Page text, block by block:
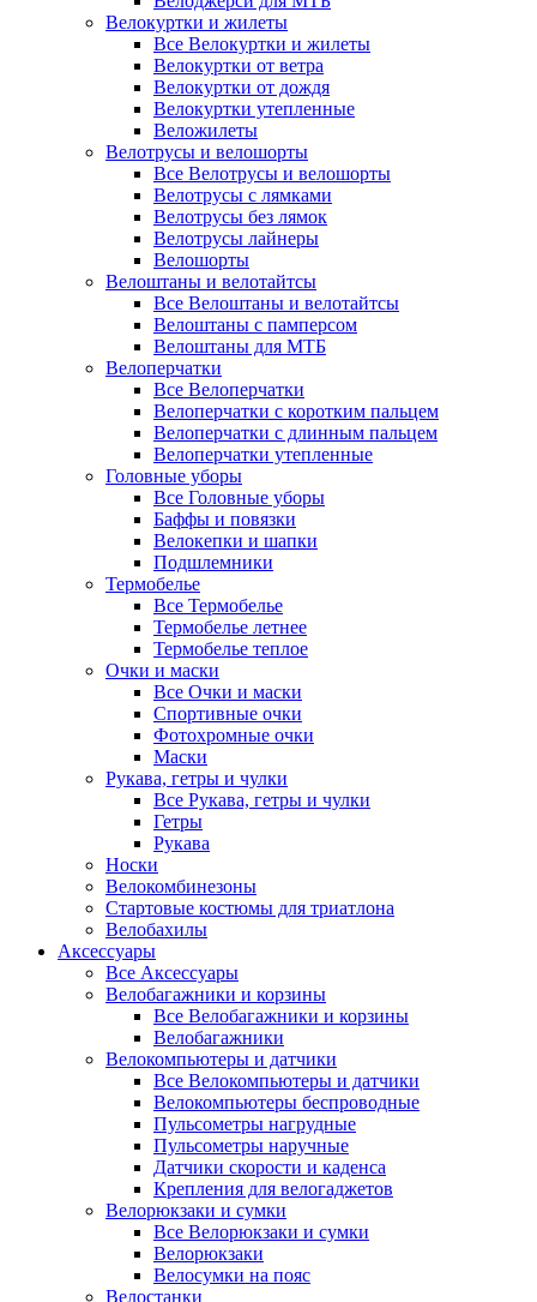
Велокуртки и жилеты
Все Велокуртки и жилеты
Велокуртки от ветра
Велокуртки от дождя
Велокуртки утепленные
Веложилеты
Велотрусы и велошорты
Все Велотрусы и велошорты
Велотрусы с лямками
Велотрусы без лямок
Велотрусы лайнеры
Велошорты
Велоштаны и велотайтсы
Все Велоштаны и велотайтсы
Велоштаны с памперсом
Велоштаны для МТБ
Велоперчатки
Все Велоперчатки
Велоперчатки с коротким пальцем
Велоперчатки с длинным пальцем
Велоперчатки утепленные
Головные уборы
Все Головные уборы
Баффы и повязки
Велокепки и шапки
Подшлемники
Термобелье
Все Термобелье
Термобелье летнее
Термобелье теплое
Очки и маски
Все Очки и маски
Спортивные очки
Фотохромные очки
Маски
Рукава, гетры и чулки
Все Рукава, гетры и чулки
Гетры
Рукава
Носки
Велокомбинезоны
Стартовые костюмы для триатлона
Велобахилы
Аксессуары
Все Аксессуары
Велобагажники и корзины
Все Велобагажники и корзины
Велобагажники
Велокомпьютеры и датчики
Все Велокомпьютеры и датчики
Велокомпьютеры беспроводные
Пульсометры нагрудные
Пульсометры наручные
Датчики скорости и каденса
Крепления для велогаджетов
Велорюкзаки и сумки
Все Велорюкзаки и сумки
Велорюкзаки
Велосумки на пояс
Велостанки